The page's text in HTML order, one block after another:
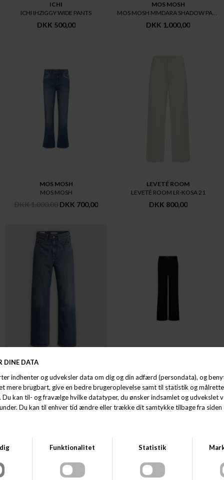
ICHI
ICHI IHZIGGY WIDE PANTS
DKK 500,00
MOS MOSH
MOS MOSH MMDARA SHADOW PANT
DKK 1.000,00
MOS MOSH
MOS MOSH
DKK 1.000,00 DKK 700,00
LEVETÉ ROOM
LEVETÉ ROOM LR-KOSA 21
DKK 800,00
LEVI'S® WOMEN
DKK 1.200,00 DKK 900,00